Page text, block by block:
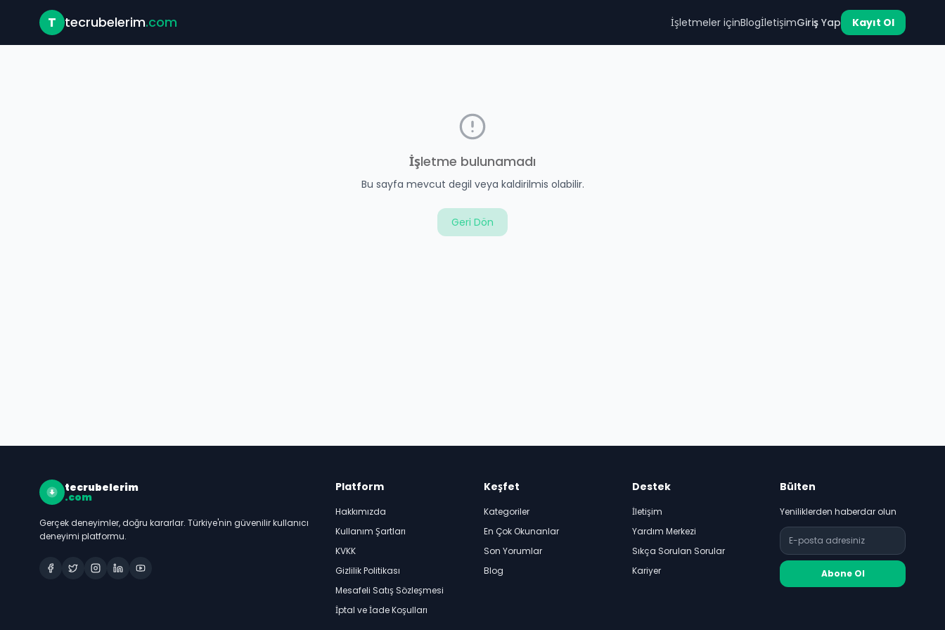
T tecrubelerim.com İşletmeler içinBlogİletişimGiriş Yap Kayıt Ol
İşletme bulunamadı
Bu sayfa mevcut degil veya kaldirilmis olabilir.
Geri Dön
tecrubelerim
.com
Gerçek deneyimler, doğru kararlar. Türkiye'nin güvenilir kullanıcı
deneyimi platformu.
Platform
Hakkımızda
Kullanım Şartları
KVKK
Gizlilik Politikası
Mesafeli Satış Sözleşmesi
İptal ve İade Koşulları
Keşfet
Kategoriler
En Çok Okunanlar
Son Yorumlar
Blog
Destek
İletişim
Yardım Merkezi
Sıkça Sorulan Sorular
Kariyer
Bülten
Yeniliklerden haberdar olun
Abone Ol